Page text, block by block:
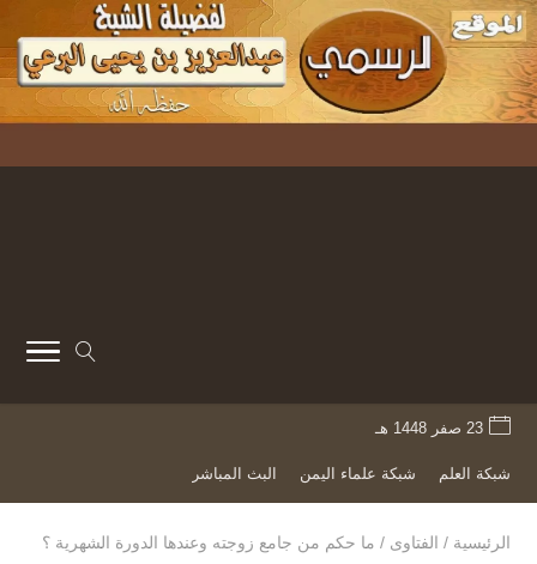
23 صفر 1448 هـ
شبكة العلم شبكة علماء اليمن البث المباشر
الرئيسية / الفتاوى / ما حكم من جامع زوجته وعندها الدورة الشهرية ؟